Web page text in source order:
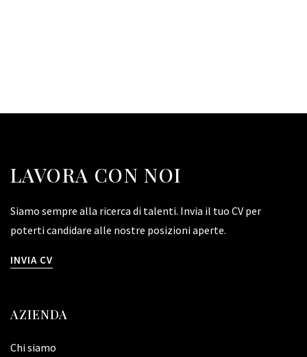
LAVORA CON NOI
Siamo sempre alla ricerca di talenti. Invia il tuo CV per
poterti candidare alle nostre posizioni aperte.
INVIA CV
AZIENDA
Chi siamo